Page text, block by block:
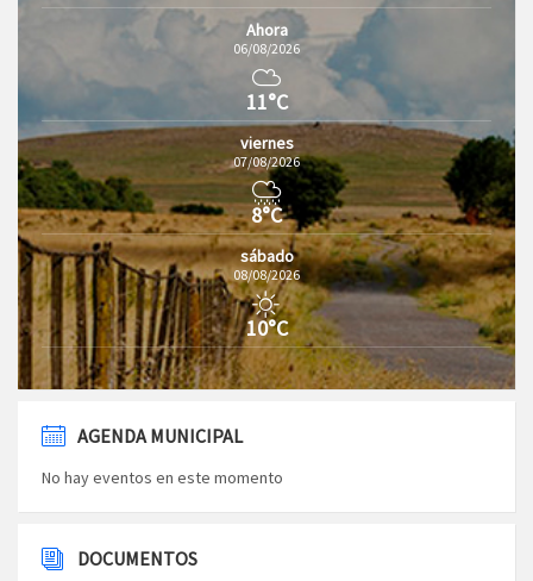
Ahora
06/08/2026
11°C
viernes
07/08/2026
8°C
sábado
08/08/2026
10°C
AGENDA MUNICIPAL
No hay eventos en este momento
DOCUMENTOS